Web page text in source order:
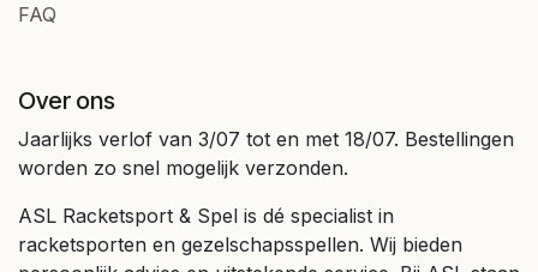
FAQ
Over ons
Jaarlijks verlof van 3/07 tot en met 18/07. Bestellingen
worden zo snel mogelijk verzonden.
ASL Racketsport & Spel is dé specialist in
racketsporten en gezelschapsspellen. Wij bieden